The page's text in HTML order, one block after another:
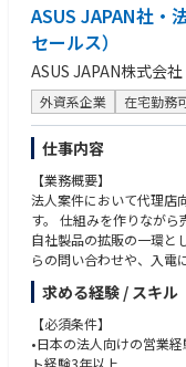
• パートナー企業（
期会議の実施：年間や四
ンド獲得、コラボレーシ
• ゲーム会社やコンテン
ョン企画と実施
【担当製品】
ノートパソコン、デスク
※担当製品は、経験や適
ASUS JAPAN社・
セールス）
ASUS JAPAN株式会社
外資系企業 在宅勤務
仕事内容
【業務概要】
法人案件において代理店
す。 仕組みを作りながら
自社製品の拡販の一環と
らの問い合わせや、入電
ローアップがメインの仕
ため積極的にアイディア
募集します。また、電話
支援しながら、代理店と
グラムのフォローアップ
求める経験 / スキル
【必須条件】
•日本の法人向けの営業